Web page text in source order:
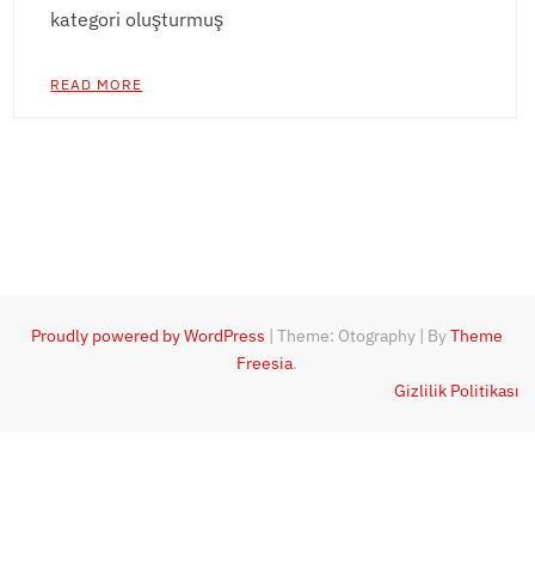
kategori oluşturmuş
READ MORE
Proudly powered by WordPress |Theme: Otography | ByTheme
Freesia.
Gizlilik Politikası